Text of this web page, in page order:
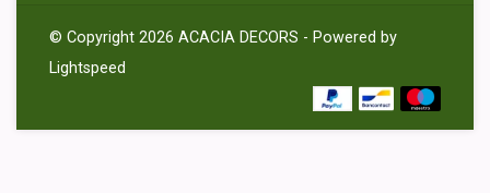
© Copyright 2026 ACACIA DECORS - Powered by
Lightspeed